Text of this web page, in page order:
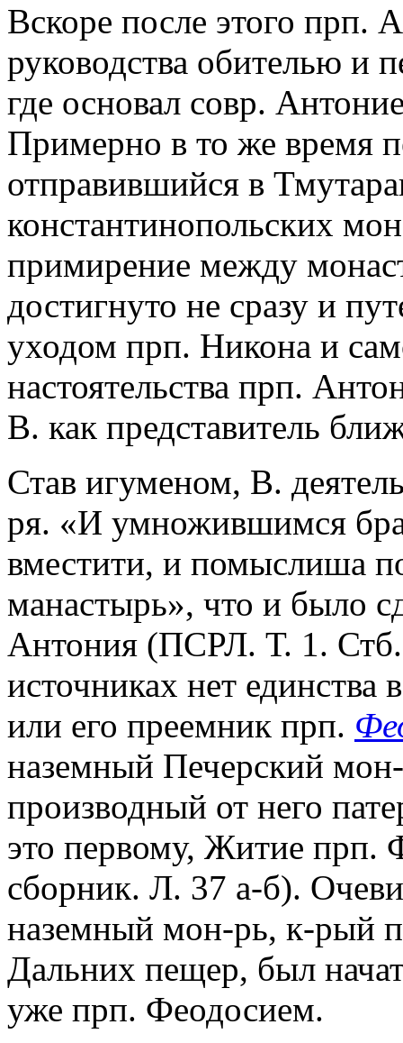
Вскоре после этого прп.
руководства обителью и
где основал совр.
Примерно в то же время
отправившийся в
константинопольских
примирение между
достигнуто не сразу и
уходом прп. Никона и
настоятельства прп.
В. как представитель
Став игуменом, В.
ря. «И умножившимся
вместити, и помыслиша
манастырь», что и было
Антония (ПСРЛ. Т. 1.
источниках нет
или его преемник прп.
наземный Печерский
производный от него
это первому, Житие прп.
сборник. Л. 37 а-б).
наземный мон-рь, к-рый
Дальних пещер, был
уже прп. Феодосием.